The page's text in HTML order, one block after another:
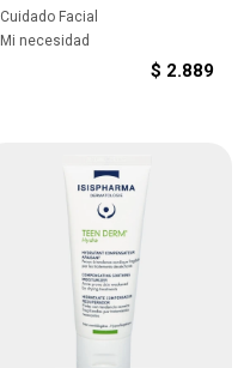
Cuidado Facial
Mi necesidad
$ 2.889